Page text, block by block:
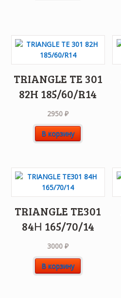
TRIANGLE TE 301
82H 185/60/R14
2950₽
В корзину
TRIANGLE TE301
84Н 165/70/14
3000₽
В корзину